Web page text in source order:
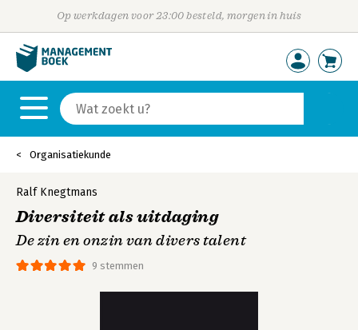
Op werkdagen voor 23:00 besteld, morgen in huis
Organisatiekunde
9 stemmen
Ralf Knegtmans
Diversiteit als uitdaging
De zin en onzin van divers talent